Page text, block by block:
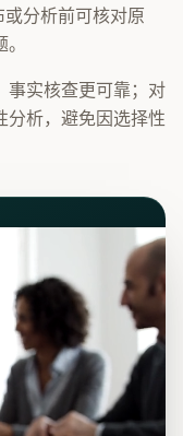
分析前可核对原
事实核查更可靠；对
分析，避免因选择性